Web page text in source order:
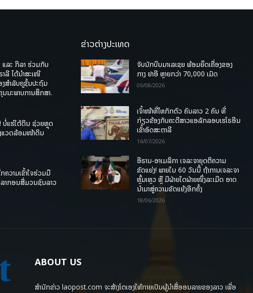
ແລະ ກິລາ ຮ່ວມກັບ
ລີ ໄດ້ນຳສະເໜີ
ງສຳລັບຄູຊັ້ນປະຖົມ
ນະພາບການສຶກສາ.
ບໍ່ແຮ່ໃຕ້ດິນ ຊ່ວຍຫຼຸດ
ວດລ້ອມໜ້າດິນ
ວາມເຂົ້າໃຈຮ່ວມມື
າກອນສື່ມວນຊົນລາວ
ຂ່າວຕ່າງປະເທດ
ຈັບນັກບິນມາເລເຊຍ ພ້ອມຍຶດເຄື່ອງຂອງ
ກາງ ຢາອີ ຫຼາຍກວ່າ 70,000 ເມັດ
06/08/2026
ເຈົ້າໜ້າທີ່ໄທກັກຕົວ ຄົນລາວ 2 ຄົນ ທີ່
ກ່ຽວຂ້ອງກັບຄະດີສາວແອລັກລອບເຮໂຣອີນ
ເຂົ້າອົດສະຕາລີ
16/07/2026
ອີຣານ-ອາເມລິກາ ເຈລະຈາຍຸດຕິຄວາມ
ຂັດແຍ່ງ! ພາຍໃນ 60 ວັນນີ້ ຖ້າການເຈລະຈາ
ຫຼົ້ມເຫຼວ ຫຼື ມີຝ່າຍໃດຝ່າຍໜຶ່ງລະເມີດ ອາດ
ນໍາມາສູ່ຄວາມຂັດແຍ້ງອີກຄັ້ງ
18/06/2026
ABOUT US
ສຳນັກຂ່າວ laopost.com ຈະສ້າງໂຕເອງໃຫ້ກາຍເປັນຜູ້ນຳສື່ອອນລາຍຂອງລາວ ເພື່ອ